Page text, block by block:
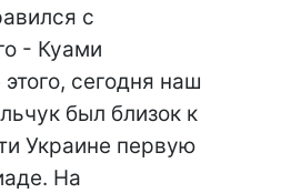
с
- Куами
сегодня наш
был близок к
Украине первую
На